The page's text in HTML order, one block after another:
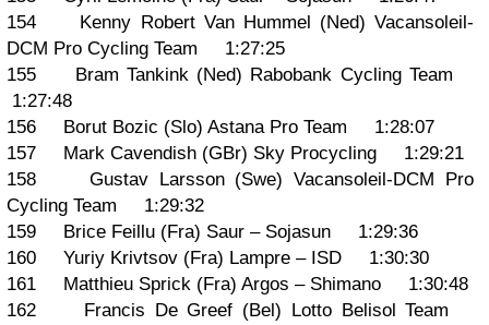
154 Kenny Robert Van Hummel (Ned) Vacansoleil-
DCM Pro Cycling Team 1:27:25
155 Bram Tankink (Ned) Rabobank Cycling Team
1:27:48
156 Borut Bozic (Slo) Astana Pro Team 1:28:07
157 Mark Cavendish (GBr) Sky Procycling 1:29:21
158 Gustav Larsson (Swe) Vacansoleil-DCM Pro
Cycling Team 1:29:32
159 Brice Feillu (Fra) Saur – Sojasun 1:29:36
160 Yuriy Krivtsov (Fra) Lampre – ISD 1:30:30
161 Matthieu Sprick (Fra) Argos – Shimano 1:30:48
162 Francis De Greef (Bel) Lotto Belisol Team